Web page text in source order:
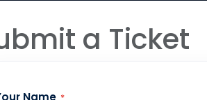
a Ticket
Name *